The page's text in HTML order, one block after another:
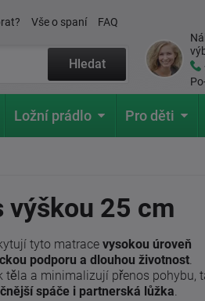
Vše o spaní FAQ
Hledat
Ložní prádlo Pro děti
výškou 25 cm
tyto matrace vysokou úroveň
podporu a dlouhou životnost.
těla a minimalizují přenos pohybu,
spáče i partnerská lůžka.